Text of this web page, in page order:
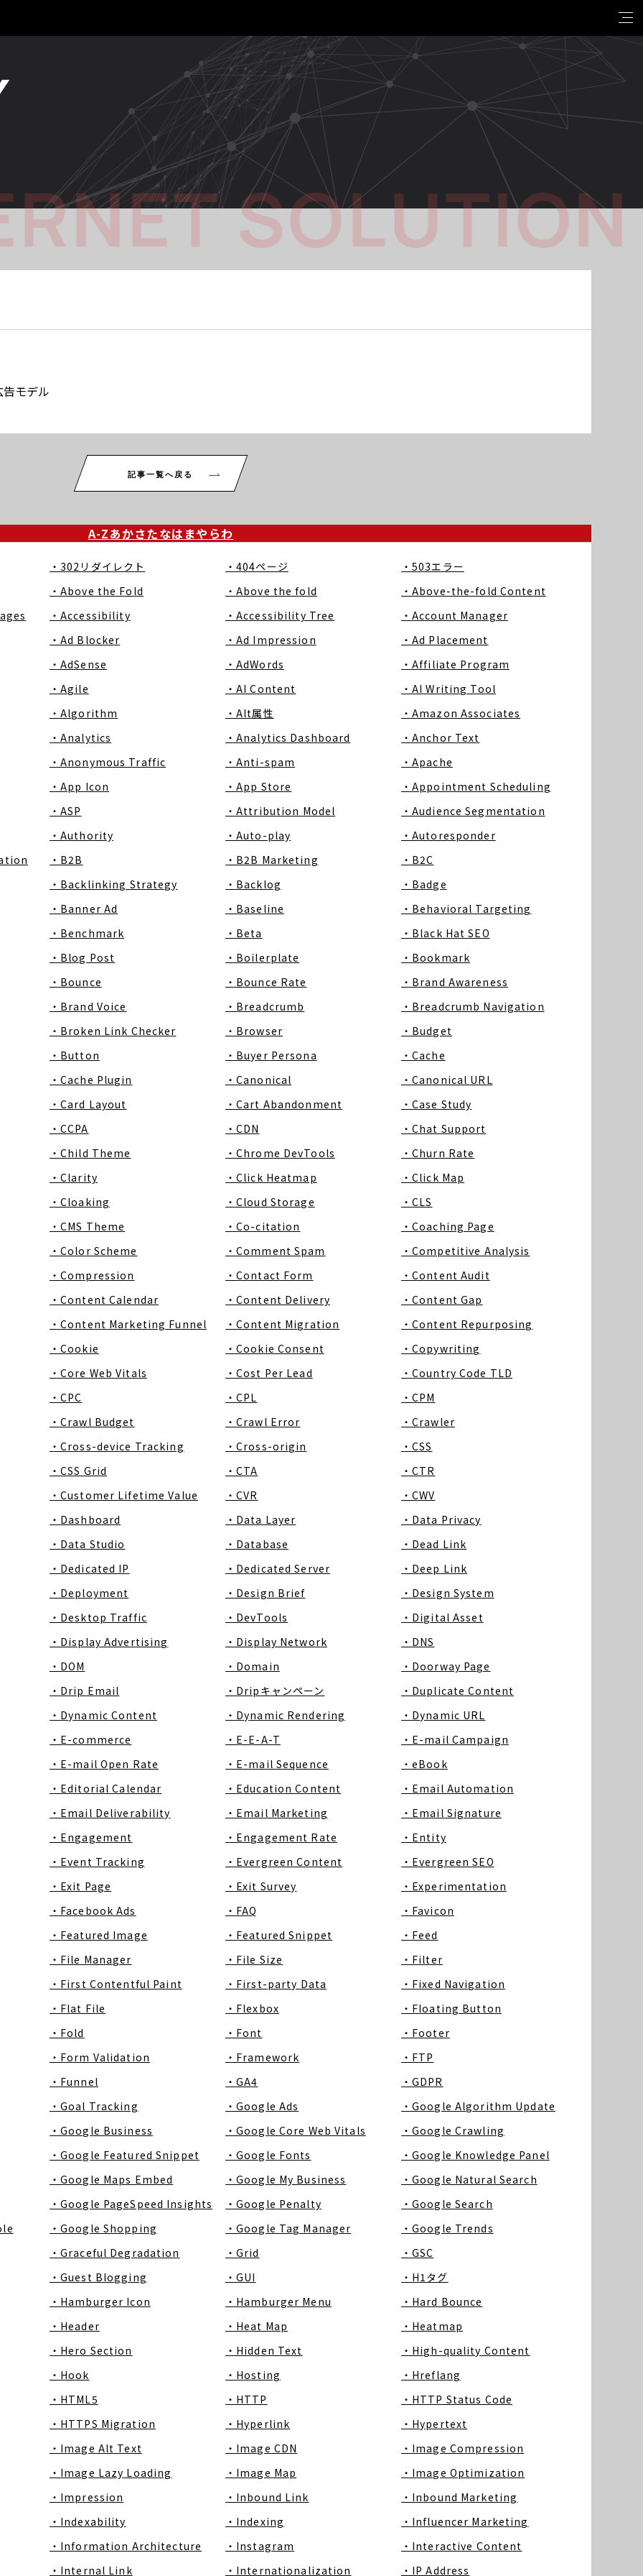
SOLUTION
モデル
記事一覧へ戻る
A-Zあかさたなは まや らわ
・302リダイレクト ・404ページ
・503エラー
・Above the Fold
・Above the fold
・Above-the-fold Content
・Accessibility ・Accessibility Tree
・Account Manager
・Ad Blocker
・Ad Impression
・Ad Placement
・AdSense
・AdWords
・Affiliate Program
・Agile
・AI Content
・AI Writing Tool
・Algorithm
・Alt属性
・Amazon Associates
・Analytics
・Analytics Dashboard
・Anchor Text
・Anonymous Traffic
・Anti-spam
・Apache
・App Icon
・App Store
・Appointment Scheduling
・ASP
・Attribution Model
・Audience Segmentation
・Authority
・Auto-play
・Autoresponder
・B2B ・B2B Marketing
・B2C
・Backlinking Strategy
・Backlog
・Badge
・Banner Ad
・Baseline
・Behavioral Targeting
・Benchmark
・Beta
・Black Hat SEO
・Blog Post
・Boilerplate
・Bookmark
・Bounce
・Bounce Rate
・Brand Awareness
・Brand Voice
・Breadcrumb
・Breadcrumb Navigation
・Broken Link Checker
・Browser
・Budget
・Button
・Buyer Persona
・Cache
・Cache Plugin
・Canonical
・Canonical URL
・Card Layout
・Cart Abandonment
・Case Study
・CCPA
・CDN
・Chat Support
・Child Theme
・Chrome DevTools
・Churn Rate
・Clarity
・Click Heatmap
・Click Map
・Cloaking
・Cloud Storage
・CLS
・CMS Theme
・Co-citation
・Coaching Page
・Color Scheme
・Comment Spam
・Competitive Analysis
・Compression
・Contact Form
・Content Audit
・Content Calendar
・Content Delivery
・Content Gap
・Content Marketing Funnel
・Content Migration
・Content Repurposing
・Cookie
・Cookie Consent
・Copywriting
・Core Web Vitals
・Cost Per Lead
・Country Code TLD
・CPC
・CPL
・CPM
・Crawl Budget
・Crawl Error
・Crawler
・Cross-device Tracking
・Cross-origin
・CSS
・CSS Grid
・CTA
・CTR
・Customer Lifetime Value
・CVR
・CWV
・Dashboard
・Data Layer
・Data Privacy
・Data Studio
・Database
・Dead Link
・Dedicated IP
・Dedicated Server
・Deep Link
・Deployment
・Design Brief
・Design System
・Desktop Traffic
・DevTools
・Digital Asset
・Display Advertising
・Display Network
・DNS
・DOM
・Domain
・Doorway Page
・Drip Email
・Dripキャンペーン
・Duplicate Content
・Dynamic Content
・Dynamic Rendering
・Dynamic URL
・E-commerce
・E-E-A-T
・E-mail Campaign
・E-mail Open Rate
・E-mail Sequence
・eBook
・Editorial Calendar
・Education Content
・Email Automation
・Email Deliverability
・Email Marketing
・Email Signature
・Engagement
・Engagement Rate
・Entity
・Event Tracking
・Evergreen Content
・Evergreen SEO
・Exit Page
・Exit Survey
・Experimentation
・Facebook Ads
・FAQ
・Favicon
・Featured Image
・Featured Snippet
・Feed
・File Manager
・File Size
・Filter
・First Contentful Paint
・First-party Data
・Fixed Navigation
・Flat File
・Flexbox
・Floating Button
・Fold
・Font
・Footer
・Form Validation
・Framework
・FTP
・Funnel
・GA4
・GDPR
・Goal Tracking
・Google Ads
・Google Algorithm Update
・Google Business
・Google Core Web Vitals
・Google Crawling
・Google Featured Snippet
・Google Fonts
・Google Knowledge Panel
・Google Maps Embed
・Google My Business
・Google Natural Search
・Google PageSpeed Insights
・Google Penalty
・Google Search
・Google Shopping ・Google Tag Manager
・Google Trends
・Graceful Degradation
・Grid
・GSC
・Guest Blogging
・GUI
・H1タグ
・Hamburger Icon
・Hamburger Menu
・Hard Bounce
・Header
・Heat Map
・Heatmap
・Hero Section
・Hidden Text
・High-quality Content
・Hook
・Hosting
・Hreflang
・HTML5
・HTTP
・HTTP Status Code
・HTTPS Migration
・Hyperlink
・Hypertext
・Image Alt Text
・Image CDN
・Image Compression
・Image Lazy Loading
・Image Map
・Image Optimization
・Impression
・Inbound Link
・Inbound Marketing
・Indexability
・Indexing
・Influencer Marketing
・Information Architecture
・Instagram
・Interactive Content
・Internal Link
・Internationalization ・IP Address